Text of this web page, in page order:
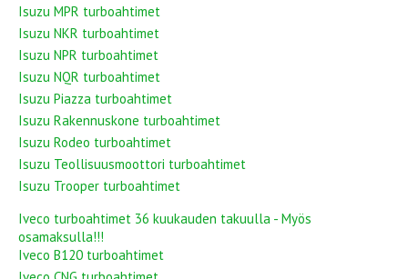
Isuzu MPR turboahtimet
Isuzu NKR turboahtimet
Isuzu NPR turboahtimet
Isuzu NQR turboahtimet
Isuzu Piazza turboahtimet
Isuzu Rakennuskone turboahtimet
Isuzu Rodeo turboahtimet
Isuzu Teollisuusmoottori turboahtimet
Isuzu Trooper turboahtimet
Iveco turboahtimet 36 kuukauden takuulla - Myös
osamaksulla!!!
Iveco B120 turboahtimet